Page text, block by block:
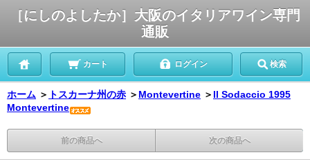
［にしのよしたか］大阪のイタリアワイン専門
通販
カート ログイン 検索
ホーム ＞ トスカーナ州の赤 ＞ Montevertine ＞ Il Sodaccio 1995
Montevertine
前の商品へ 次の商品へ